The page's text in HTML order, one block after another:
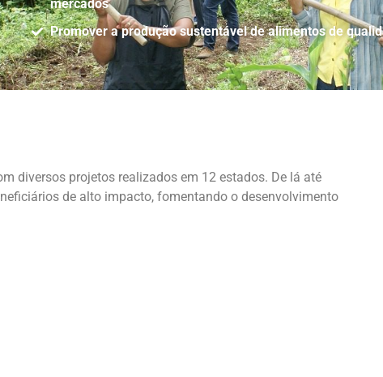
mercados
Promover a produção sustentável de alimentos de
diversos projetos realizados em 12 estados. De lá até
de alto impacto, fomentando o desenvolvimento